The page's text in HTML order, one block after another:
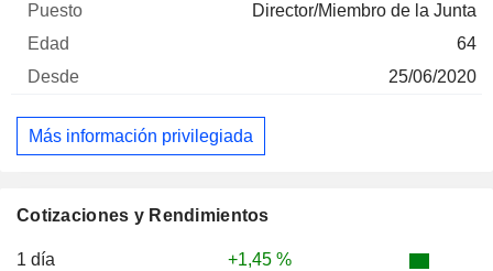
Cotizaciones y Rendimientos
1 día
+1,45 %
Director/Miembro de la Junta
64
25/06/2020
Más información privilegiada